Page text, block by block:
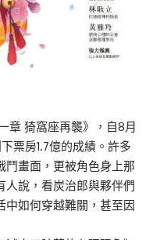
章 猗窩座再襲》，自8月
票房1.7億的成績。許多
鬥畫面，更被角色身上那
人說，看炭治郎與夥伴們
中如何穿越難關，甚至因